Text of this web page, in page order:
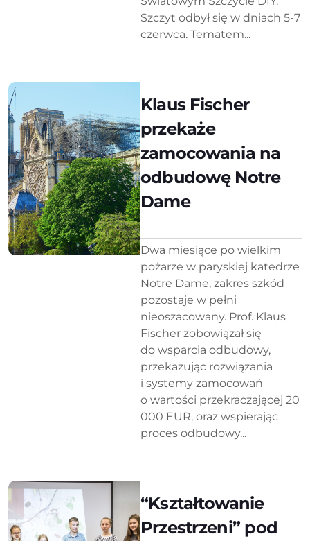
Szczyt odbył się w dniach 5-7
czerwca. Tematem...
Klaus Fischer
przekaże
zamocowania na
odbudowę Notre
Dame
Dwa miesiące po wielkim
pożarze w paryskiej katedrze
Notre Dame, zakres szkód
pozostaje w pełni
nieoszacowany. Prof. Klaus
Fischer zobowiązał się
do wsparcia odbudowy,
przekazując rozwiązania
i systemy zamocowań
o wartości przekraczającej 20
000 EUR, oraz wspierając
proces odbudowy...
“Kształtowanie
Przestrzeni” pod